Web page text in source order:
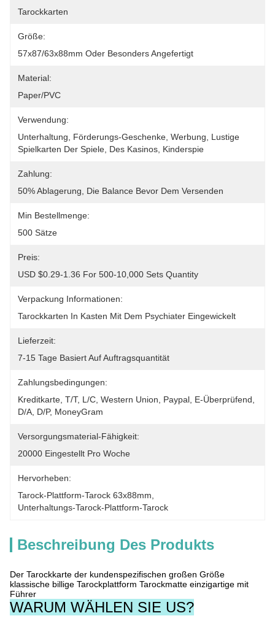
Tarockkarten
Größe:
57x87/63x88mm Oder Besonders Angefertigt
Material:
Paper/PVC
Verwendung:
Unterhaltung, Förderungs-Geschenke, Werbung, Lustige
Spielkarten Der Spiele, Des Kasinos, Kinderspie
Zahlung:
50% Ablagerung, Die Balance Bevor Dem Versenden
Min Bestellmenge:
500 Sätze
Preis:
USD $0.29-1.36 For 500-10,000 Sets Quantity
Verpackung Informationen:
Tarockkarten In Kasten Mit Dem Psychiater Eingewickelt
Lieferzeit:
7-15 Tage Basiert Auf Auftragsquantität
Zahlungsbedingungen:
Kreditkarte, T/T, L/C, Western Union, Paypal, E-Überprüfend,
D/A, D/P, MoneyGram
Versorgungsmaterial-Fähigkeit:
20000 Eingestellt Pro Woche
Hervorheben:
Tarock-Plattform-Tarock 63x88mm
Unterhaltungs-Tarock-Plattform-Tarock
Beschreibung Des Produkts
Der Tarockkarte der kundenspezifischen großen Größe
klassische billige Tarockplattform Tarockmatte einzigartige mit
Führer
WARUM WÄHLEN SIE US?